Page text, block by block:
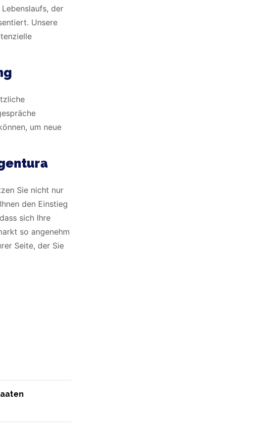
der
Unsere
um neue
Sie nicht nur
den Einstieg
sich Ihre
so angenehm
Seite, der Sie